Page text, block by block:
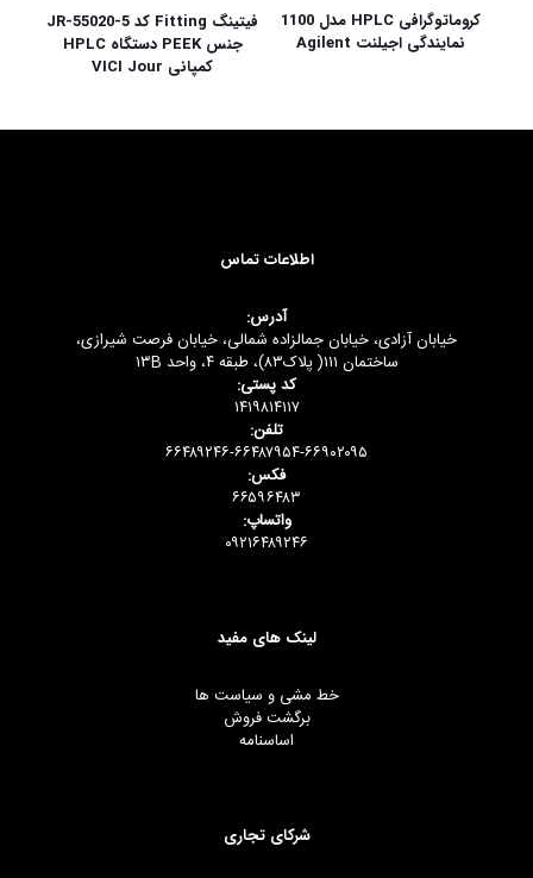
کروماتوگرافی HPLC مدل 1100
نمایندگی اجیلنت Agilent
فیتینگ Fitting کد JR-55020-5
جنس PEEK دستگاه HPLC
کمپانی VICI Jour
اطلاعات تماس
آدرس:
خیابان آزادی، خیابان جمالزاده شمالی، خیابان فرصت شیرازی،
ساختمان ۱۱۱( پلاک۸۳)، طبقه ۴، واحد ۱۳B
کد پستی:
۱۴۱۹۸۱۴۱۱۷
تلفن:
۶۶۴۸۹۲۴۶-۶۶۴۸۷۹۵۴-۶۶۹۰۲۰۹۵
فکس:
۶۶۵۹۶۴۸۳
واتساپ:
۰۹۲۱۶۴۸۹۲۴۶
لینک های مفید
خط مشی و سیاست ها
برگشت فروش
اساسنامه
شرکای تجاری